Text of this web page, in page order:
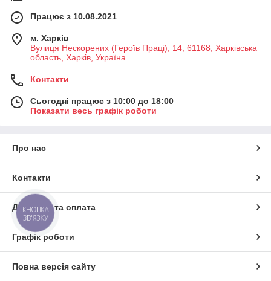
Працює з 10.08.2021
м. Харків
Вулиця Нескорених (Героїв Праці), 14, 61168, Харківська
область, Харків, Україна
Контакти
Сьогодні працює з 10:00 до 18:00
Показати весь графік роботи
Про нас
Контакти
Доставка та оплата
Графік роботи
Повна версія сайту
КНОПКА
ЗВ'ЯЗКУ